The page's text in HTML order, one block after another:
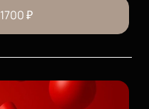
1700₽